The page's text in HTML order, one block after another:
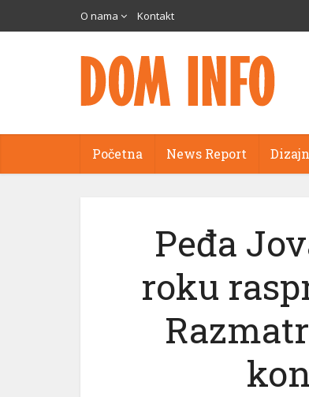
O nama Kontakt
Početna News Report
Peđa
roku